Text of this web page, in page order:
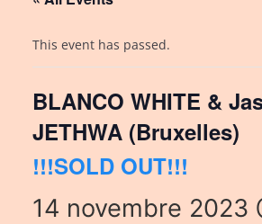
This event has passed.
BLANCO WHITE &
JETHWA (Bruxelles)
!!!SOLD OUT!!!
14 novembre 2023